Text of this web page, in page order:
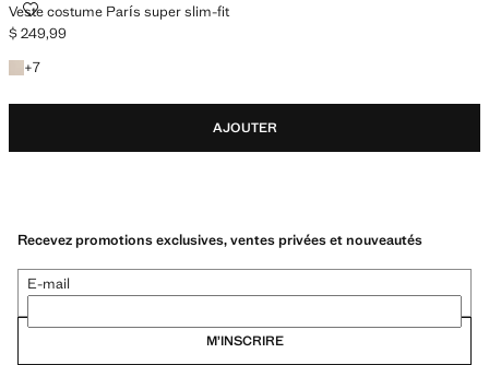
Veste costume París super slim-fit
VESTE COSTUME PARÍS SUPER SLIM-FIT
Prix actuel [$ 249,99 ]
$ 249,99
+7
+7 couleurs
AJOUTER
Recevez promotions exclusives, ventes privées et nouveautés
E-mail
M’INSCRIRE